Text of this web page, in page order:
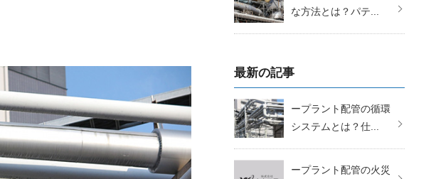
な方法とは？パテ...
最新の記事
ープラント配管の循環
システムとは？仕...
ープラント配管の火災